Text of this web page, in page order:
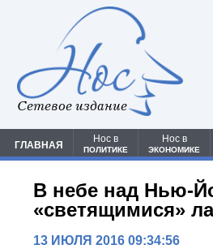
Сетевое издание
ГЛАВНАЯ
Нос в
ПОЛИТИКЕ
Нос в
ЭКОНОМИКЕ
В небе над Нью-
«светящимися»
13 ИЮЛЯ 2016 09:34:56